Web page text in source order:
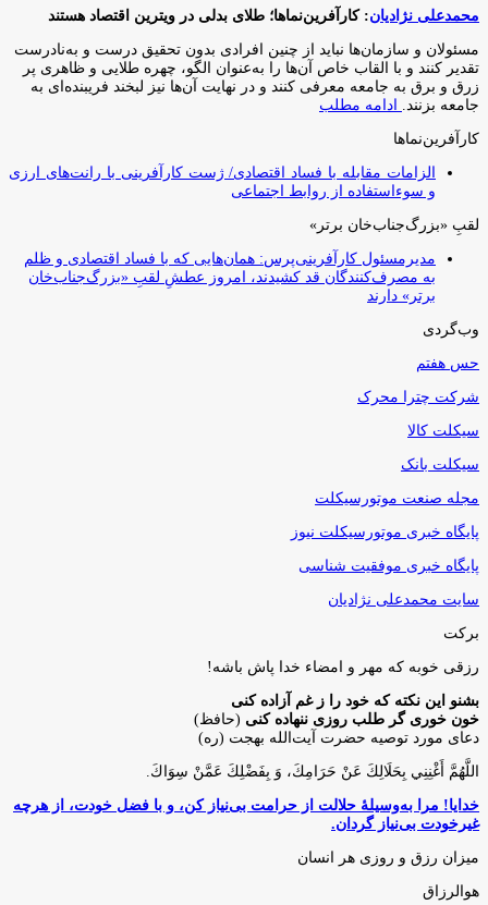
محمدعلی نژادیان: کارآفرین‌نماها؛ طلای بدلی در ویترین اقتصاد هستند
مسئولان و سازمان‌ها نباید از چنین افرادی بدون تحقیق درست و به‌نادرست
تقدیر کنند و با القاب خاص آ‌ن‌ها را به‌عنوان الگو، چهره طلایی و ظاهری پر
زرق و برق به جامعه معرفی کنند و در نهایت آن‌ها نیز لبخند فریبنده‌ای به
جامعه بزنند.
ادامه مطلب
کارآفرین‌نماها
الزامات مقابله با فساد اقتصادی/ ژست کارآفرینی با رانت‌های ارزی
و سوءاستفاده از روابط اجتماعی
لقبِ «بزرگ‌جناب‌خان برتر»
مدیرمسئول کارآفرینی‌پرس: همان‌هایی که با فساد اقتصادی و ظلم
به مصرف‌کنندگان قد کشیدند، امروز عطشِ لقبِ «بزرگ‌جناب‌خان
برتر» دارند
وب‌گردی
حس هفتم
شرکت چترا محرک
سیکلت کالا
سیکلت بانک
مجله صنعت موتورسیکلت
پایگاه خبری موتورسیکلت نیوز
پایگاه خبری موفقیت شناسی
سایت محمدعلی نژادیان
برکت
رزقی خوبه كه مهر و امضاء خدا پاش باشه!
بشنو این نکته که خود را ز غم آزاده کنی
خون خوری گر طلب روزی ننهاده کنی (حافظ)
دعای مورد توصیه حضرت آیت‌الله بهجت (ره)
اللَّهُمَّ أَغْنِنِي بِحَلَالِكَ عَنْ حَرَامِكَ، وَ بِفَضْلِكَ عَمَّنْ سِوَاكَ‏.
خدایا! مرا به‌وسیلۀ حلالت از حرامت بی‌نیاز کن، و با فضل خودت، از هرچه
غیرخودت بی‌نیاز گردان.
میزان رزق و روزی هر انسان
هوالرزاق